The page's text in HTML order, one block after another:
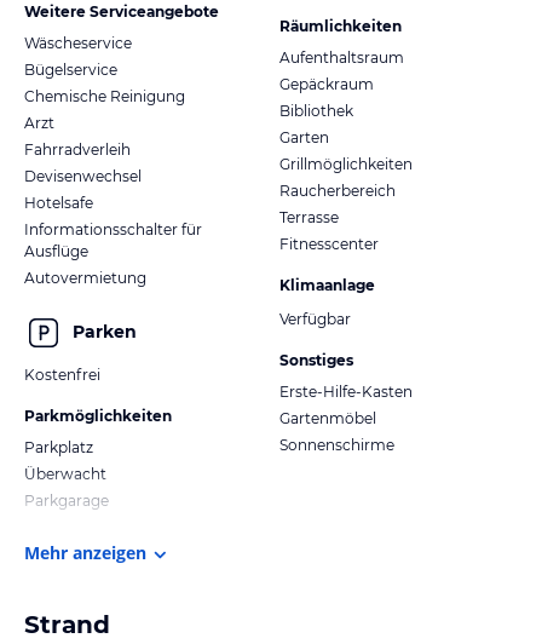
Weitere Serviceangebote
Wäscheservice
Bügelservice
Chemische Reinigung
Arzt
Fahrradverleih
Devisenwechsel
Hotelsafe
Informationsschalter für
Ausflüge
Autovermietung
Parken
Kostenfrei
Parkmöglichkeiten
Parkplatz
Überwacht
Parkgarage
Räumlichkeiten
Aufenthaltsraum
Gepäckraum
Bibliothek
Garten
Grillmöglichkeiten
Raucherbereich
Terrasse
Fitnesscenter
Klimaanlage
Verfügbar
Sonstiges
Erste-Hilfe-Kasten
Gartenmöbel
Sonnenschirme
Mehr anzeigen
Strand